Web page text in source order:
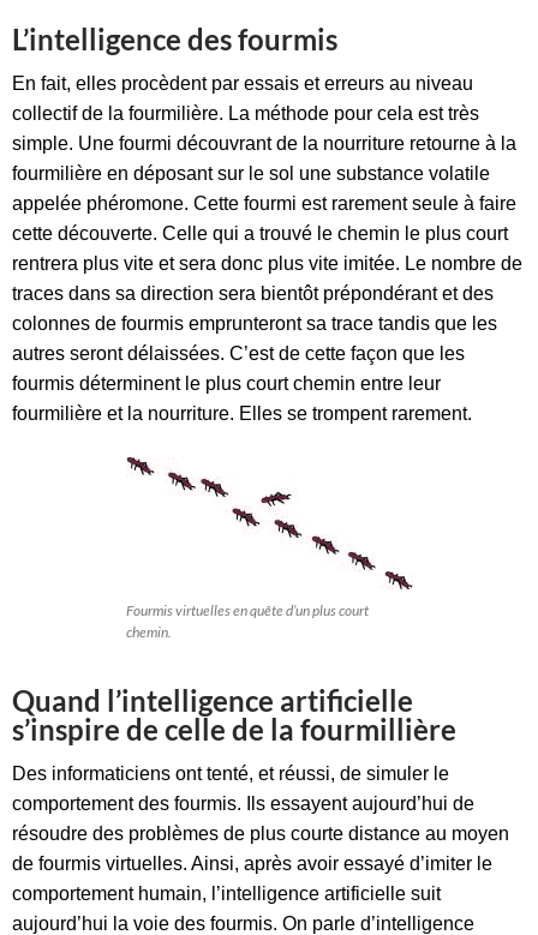
L’intelligence des fourmis
En fait, elles procèdent par essais et erreurs au niveau
collectif de la fourmilière. La méthode pour cela est très
simple. Une fourmi découvrant de la nourriture retourne à la
fourmilière en déposant sur le sol une substance volatile
appelée phéromone. Cette fourmi est rarement seule à faire
cette découverte. Celle qui a trouvé le chemin le plus court
rentrera plus vite et sera donc plus vite imitée. Le nombre de
traces dans sa direction sera bientôt prépondérant et des
colonnes de fourmis emprunteront sa trace tandis que les
autres seront délaissées. C’est de cette façon que les
fourmis déterminent le plus court chemin entre leur
fourmilière et la nourriture. Elles se trompent rarement.
Fourmis virtuelles en quête d’un plus court
chemin.
Quand l’intelligence artificielle
s’inspire de celle de la fourmillière
Des informaticiens ont tenté, et réussi, de simuler le
comportement des fourmis. Ils essayent aujourd’hui de
résoudre des problèmes de plus courte distance au moyen
de fourmis virtuelles. Ainsi, après avoir essayé d’imiter le
comportement humain, l’intelligence artificielle suit
aujourd’hui la voie des fourmis. On parle d’intelligence